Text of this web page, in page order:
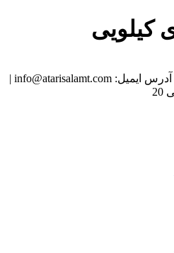
کیلویی
آدرس ایمیل: info@atarisalamt.com
|